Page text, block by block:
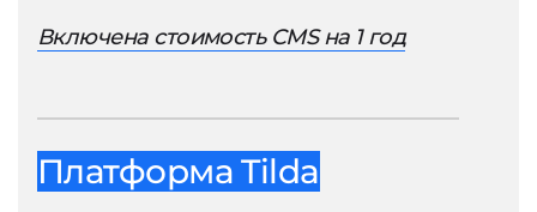
Включена стоимость CMS на 1 год
Платформа Tilda